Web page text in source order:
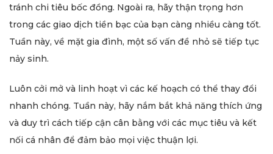
tránh chi tiêu bốc đồng. Ngoài ra, hãy thận trọng hơn
trong các giao dịch tiền bạc của bạn càng nhiều càng tốt.
Tuần này, về mặt gia đình, một số vấn đề nhỏ sẽ tiếp tục
nảy sinh.
Luôn cởi mở và linh hoạt vì các kế hoạch có thể thay đổi
nhanh chóng. Tuần này, hãy nắm bắt khả năng thích ứng
và duy trì cách tiếp cận cân bằng với các mục tiêu và kết
nối cá nhân để đảm bảo mọi việc thuận lợi.